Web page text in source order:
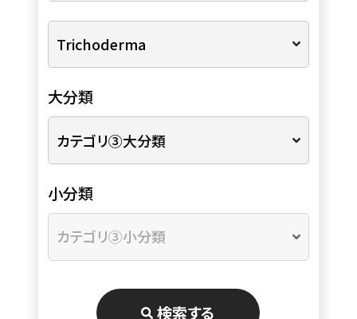
大分類
小分類
検索する